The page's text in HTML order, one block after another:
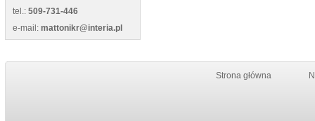
tel.: 509-731-446
e-mail: mattonikr@interia.pl
Strona główna